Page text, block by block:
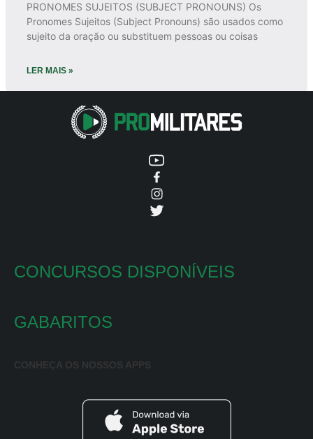
PRONOMES SUJEITOS (SUBJECT PRONOUNS) Os
Pronomes Sujeitos (Subject Pronouns) são usados como
sujeito da oração ou substituem pessoas ou coisas
LER MAIS »
CONCURSOS DISPONÍVEIS
GABARITOS
CONHEÇA OS NOSSOS APPS